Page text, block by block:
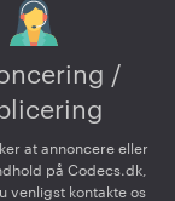
/
at annoncere eller
på Codecs.dk,
venligst kontakte os